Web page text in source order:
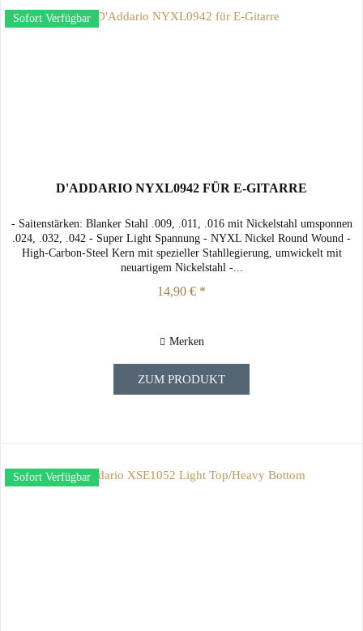
Sofort Verfügbar
D'ADDARIO NYXL0942 FÜR E-GITARRE
- Saitenstärken: Blanker Stahl .009, .011, .016 mit Nickelstahl umsponnen
.024, .032, .042 - Super Light Spannung - NYXL Nickel Round Wound -
High-Carbon-Steel Kern mit spezieller Stahllegierung, umwickelt mit
neuartigem Nickelstahl -...
14,90 € *
Merken
ZUM PRODUKT
Sofort Verfügbar